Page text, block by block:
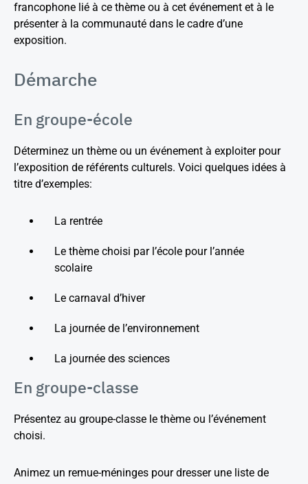
francophone lié à ce thème ou à cet événement et à le
présenter à la communauté dans le cadre d’une
exposition.
Démarche
En groupe-école
Déterminez un thème ou un événement à exploiter pour
l’exposition de référents culturels. Voici quelques idées à
titre d’exemples:
La rentrée
Le thème choisi par l’école pour l’année
scolaire
Le carnaval d’hiver
La journée de l’environnement
La journée des sciences
En groupe-classe
Présentez au groupe-classe le thème ou l’événement
choisi.
Animez un remue-méninges pour dresser une liste de